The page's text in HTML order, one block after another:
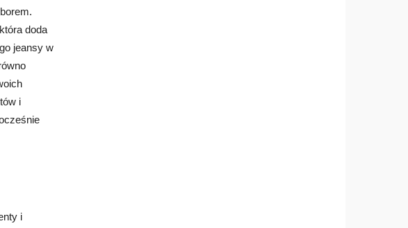
doda
jeansy w
i
i